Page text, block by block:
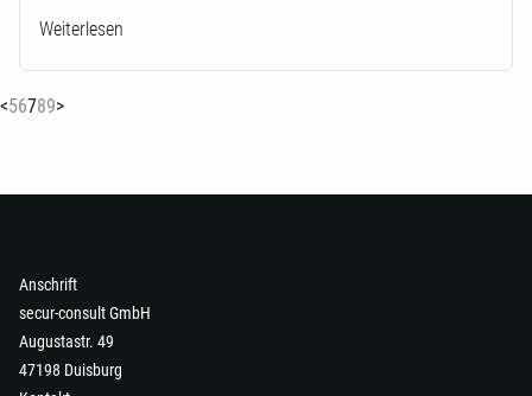
Weiterlesen
<567(current)
89>
Anschrift
secur-consult GmbH
Augustastr. 49
47198 Duisburg